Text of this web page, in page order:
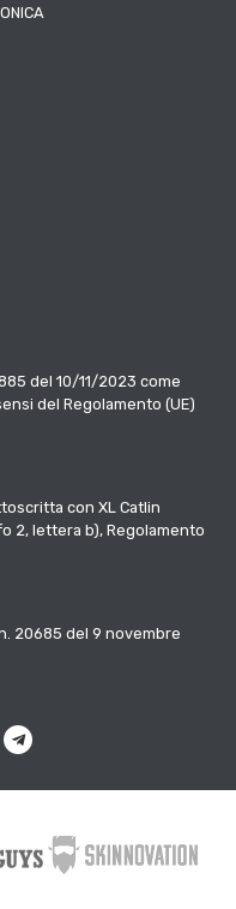
del 10/11/2023 come
del Regolamento (UE)
con XL Catlin
2, lettera b), Regolamento
20685 del 9 novembre